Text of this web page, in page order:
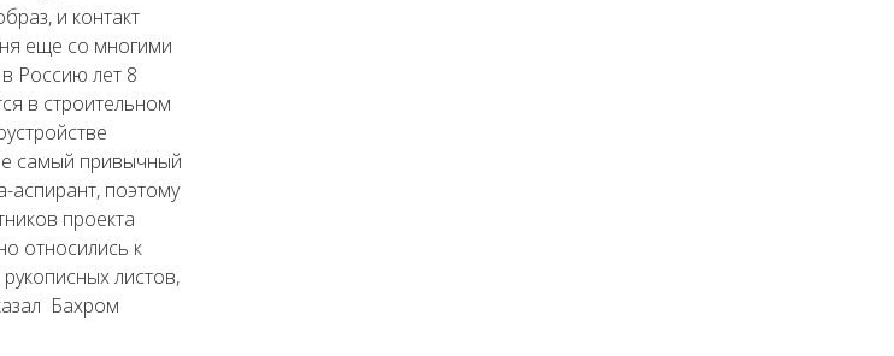
и контакт
еще со многими
Россию лет 8
в строительном
самый привычный
аспирант, поэтому
проекта
относились к
листов,
Бахром